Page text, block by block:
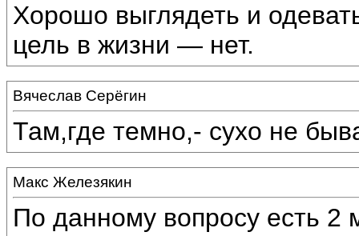
Хорошо выглядеть и
цель в жизни — нет.
Вячеслав Серёгин
Там,где темно,- сухо не
Макс Железякин
По данному вопросу есть